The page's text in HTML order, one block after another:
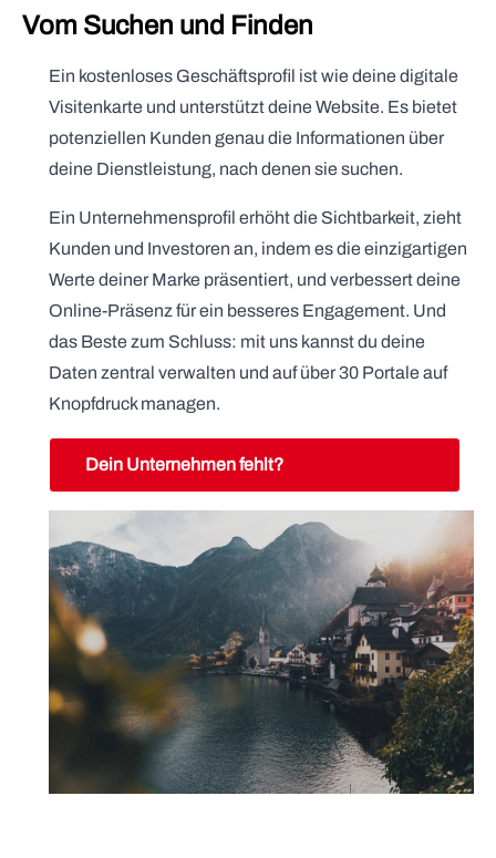
Vom Suchen und Finden
Ein kostenloses Geschäftsprofil ist wie deine digitale
Visitenkarte und unterstützt deine Website. Es bietet
potenziellen Kunden genau die Informationen über
deine Dienstleistung, nach denen sie suchen.
Ein Unternehmensprofil erhöht die Sichtbarkeit, zieht
Kunden und Investoren an, indem es die einzigartigen
Werte deiner Marke präsentiert, und verbessert deine
Online-Präsenz für ein besseres Engagement. Und
das Beste zum Schluss: mit uns kannst du deine
Daten zentral verwalten und auf über 30 Portale auf
Knopfdruck managen.
Dein Unternehmen fehlt?